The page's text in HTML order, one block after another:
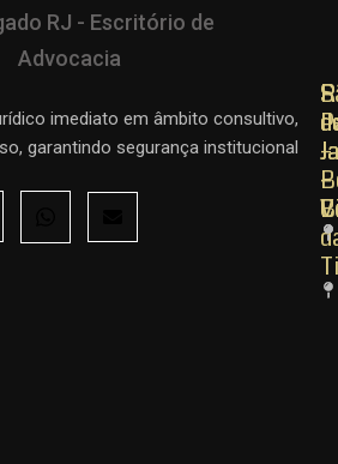
imediato em âmbito consultivo,
garantindo segurança institucional
–
–
–